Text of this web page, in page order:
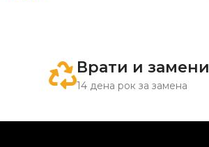
Врати и замени
14 дена рок за замена